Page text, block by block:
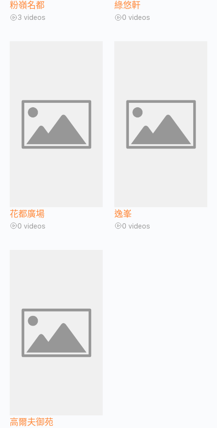
粉嶺名都
3 videos
綠悠軒
0 videos
花都廣場
0 videos
逸峯
0 videos
高爾夫御苑